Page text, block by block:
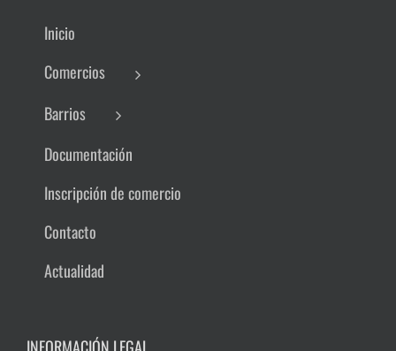
Inicio
Comercios
Barrios
Documentación
Inscripción de comercio
Contacto
Actualidad